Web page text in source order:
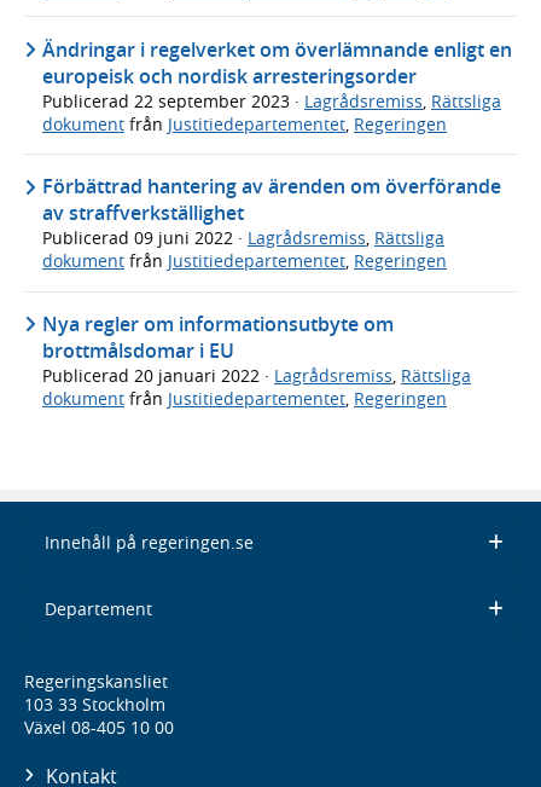
Ändringar i regelverket om överlämnande enligt en
europeisk och nordisk arresteringsorder
Publicerad 22 september 2023 · Lagrådsremiss Rättsliga
dokument från Justitiedepartementet Regeringen
Förbättrad hantering av ärenden om överförande
av straffverkställighet
Publicerad 09 juni 2022 · Lagrådsremiss, Rättsliga
dokument från Justitiedepartementet, Regeringen
Nya regler om informationsutbyte om
brottmålsdomar i EU
Publicerad 20 januari 2022 · Lagrådsremiss, Rättsliga
dokument från Justitiedepartementet, Regeringen
Innehåll på regeringen.se
Departement
Regeringskansliet
103 33 Stockholm
Växel 08-405 10 00
Kontakt